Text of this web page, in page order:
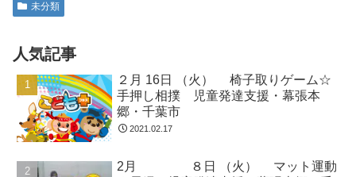
未分類
人気記事
２月 16日 （火） 椅子取りゲーム☆
手押し相撲 児童発達支援・幕張本
郷・千葉市
2021.02.17
2月 ８日 （火） マット運動